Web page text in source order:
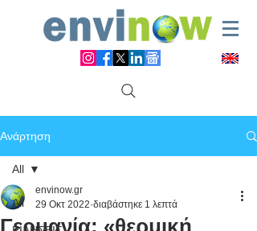
Ανάρτηση
All
All
Γερμανία: «θερμική
envinow.gr
29 Οκτ 2022 διαβάστηκε 1 λεπτά